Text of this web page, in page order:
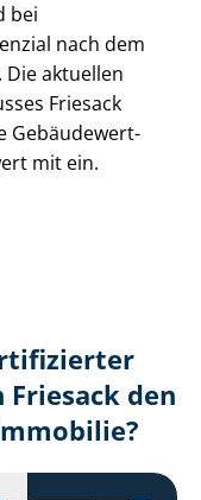
bei
nach dem
aktuellen
Friesack
Ge­bäu­de­wert­
mit ein.
den